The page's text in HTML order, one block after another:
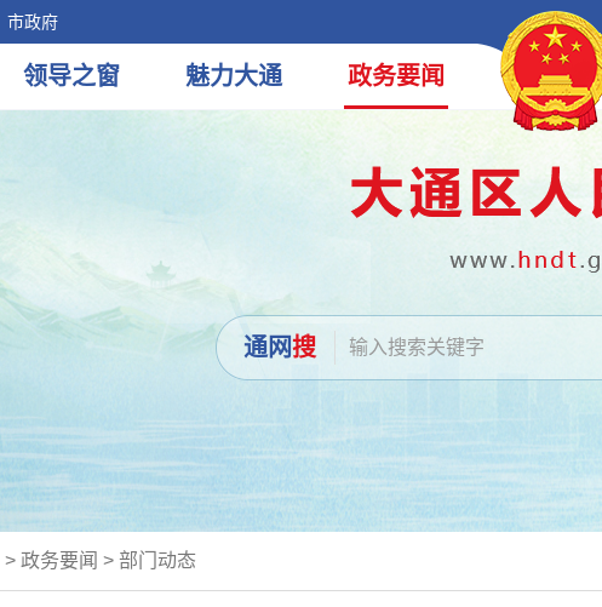
市政府
领导之窗 魅力大通 政务要闻
通网搜
> 政务要闻 > 部门动态